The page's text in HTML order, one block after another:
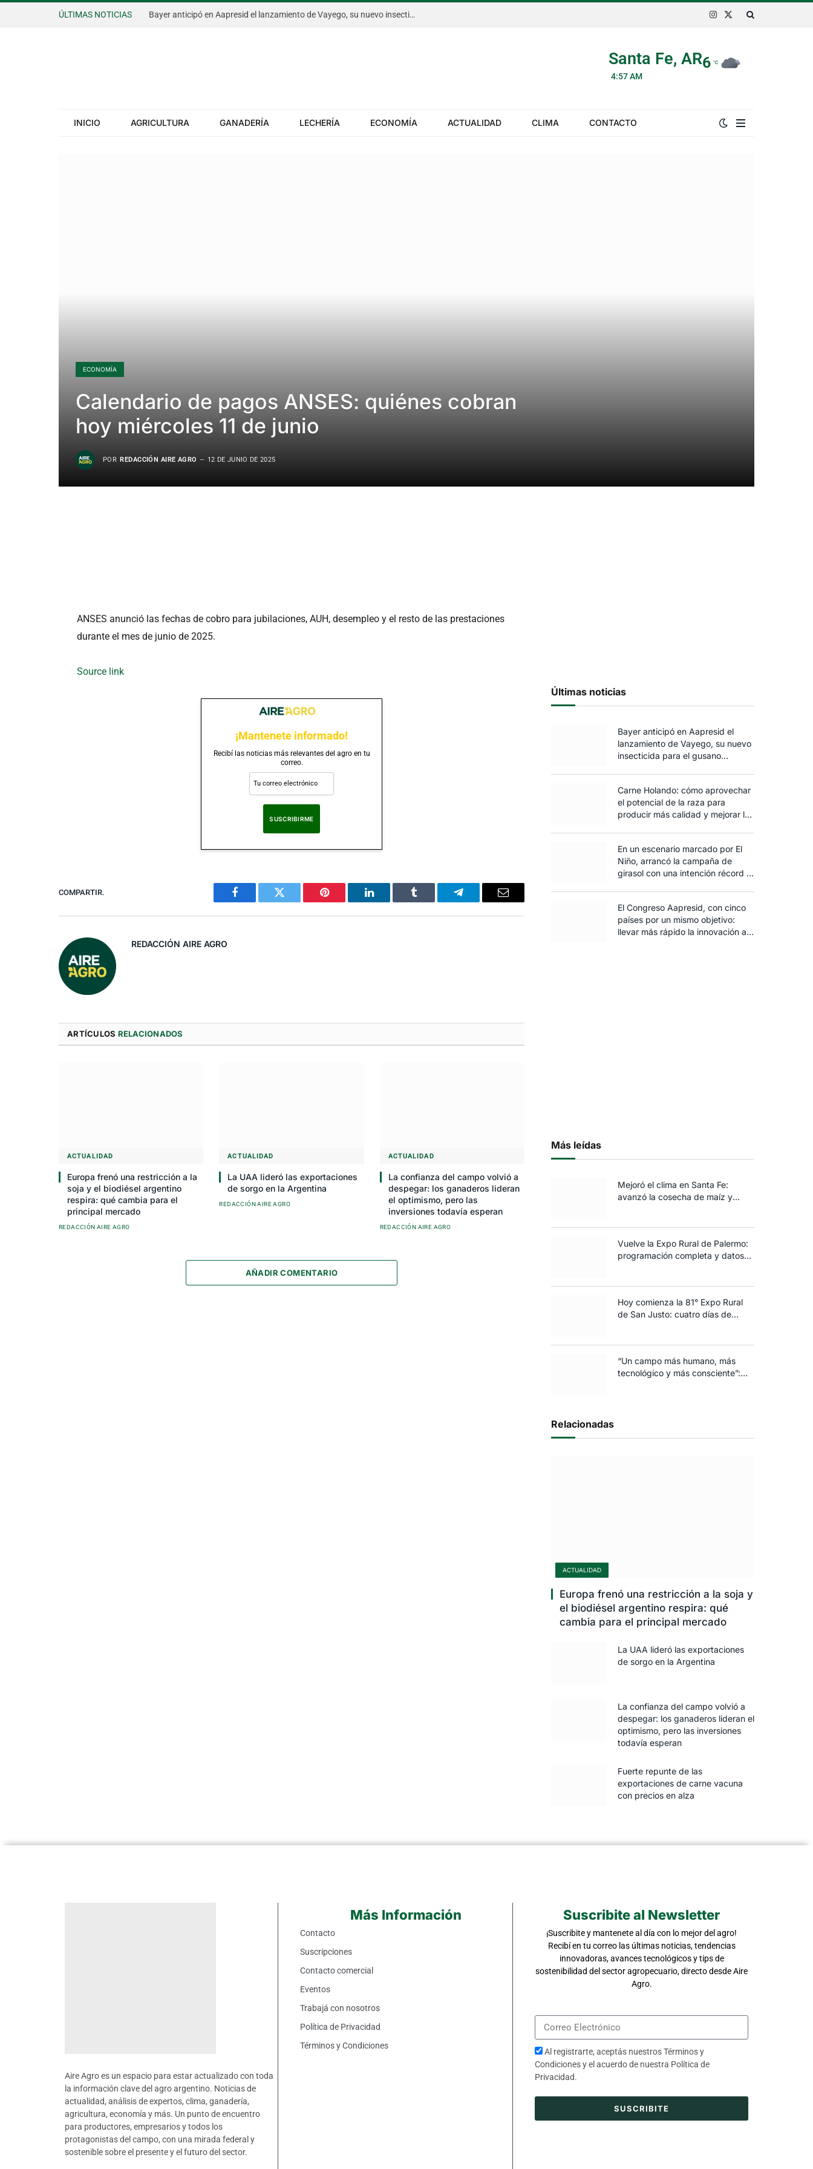
ÚLTIMAS NOTICIAS Bayer anticipó en Aapresid el lanzamiento de Vayego, su nuevo insecticida para el gusano cogollero del maíz
Instagram
X
Santa Fe, AR
4:57 AM
6 °C
INICIO AGRICULTURA GANADERÍA LECHERÍA ECONOMÍA ACTUALIDAD CLIMA CONTACTO
ECONOMÍA
Calendario de pagos ANSES: quiénes cobran
hoy miércoles 11 de junio
POR REDACCIÓN AIRE AGRO 12 DE JUNIO DE 2025
ANSES anunció las fechas de cobro para jubilaciones, AUH, desempleo y el resto de las prestaciones
durante el mes de junio de 2025.
Source link
¡Mantenete informado!
Recibí las noticias más relevantes del agro en tu
correo.
Al suscribirte, aceptas nuestraPolítica de Privacidad.
COMPARTIR.
Facebook Twitter Pinterest LinkedIn Tumblr Telegram Correo
REDACCIÓN AIRE AGRO
ARTÍCULOS RELACIONADOS
ACTUALIDAD
Europa frenó una restricción a la
soja y el biodiésel argentino
respira: qué cambia para el
principal mercado
REDACCIÓN AIRE AGRO
ACTUALIDAD
La UAA lideró las exportaciones
de sorgo en la Argentina
REDACCIÓN AIRE AGRO
ACTUALIDAD
La confianza del campo volvió a
despegar: los ganaderos lideran
el optimismo, pero las
inversiones todavía esperan
REDACCIÓN AIRE AGRO
AÑADIR COMENTARIO
Últimas noticias
Bayer anticipó en Aapresid el
lanzamiento de Vayego, su nuevo
insecticida para el gusano
Carne Holando: cómo aprovechar
el potencial de la raza para
producir más calidad y mejorar la
En un escenario marcado por El
Niño, arrancó la campaña de
girasol con una intención récord y
El Congreso Aapresid, con cinco
países por un mismo objetivo:
llevar más rápido la innovación al
Más leídas
Mejoró el clima en Santa Fe:
avanzó la cosecha de maíz y
Vuelve la Expo Rural de Palermo:
programación completa y datos
Hoy comienza la 81° Expo Rural
de San Justo: cuatro días de
“Un campo más humano, más
tecnológico y más consciente”:
Relacionadas
ACTUALIDAD
Europa frenó una restricción a la soja y
el biodiésel argentino respira: qué
cambia para el principal mercado
La UAA lideró las exportaciones
de sorgo en la Argentina
La confianza del campo volvió a
despegar: los ganaderos lideran el
optimismo, pero las inversiones
todavía esperan
Fuerte repunte de las
exportaciones de carne vacuna
con precios en alza
Aire Agro es un espacio para estar actualizado con toda
la información clave del agro argentino. Noticias de
actualidad, análisis de expertos, clima, ganadería,
agricultura, economía y más. Un punto de encuentro
para productores, empresarios y todos los
protagonistas del campo, con una mirada federal y
sostenible sobre el presente y el futuro del sector.
Más Información
Contacto
Suscripciones
Contacto comercial
Eventos
Trabajá con nosotros
Política de Privacidad
Términos y Condiciones
Suscribite al Newsletter
¡Suscribite y mantenete al día con lo mejor del agro!
Recibí en tu correo las últimas noticias, tendencias
innovadoras, avances tecnológicos y tips de
sostenibilidad del sector agropecuario, directo desde Aire
Agro.
Al registrarte, aceptás nuestrosTérminos y
Condicionesy el acuerdo de nuestra Política de
Privacidad.
SUSCRIBITE